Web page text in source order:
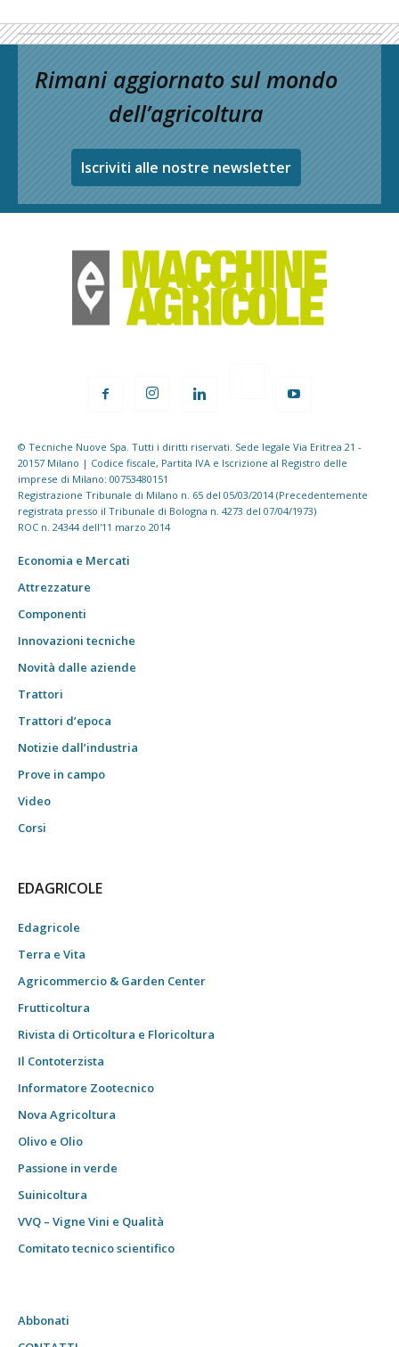
Rimani aggiornato sul mondo
dell’agricoltura
Iscriviti alle nostre newsletter
© Tecniche Nuove Spa. Tutti i diritti riservati. Sede legale Via Eritrea 21 -
20157 Milano | Codice fiscale, Partita IVA e Iscrizione al Registro delle
imprese di Milano: 00753480151
Registrazione Tribunale di Milano n. 65 del 05/03/2014 (Precedentemente
registrata presso il Tribunale di Bologna n. 4273 del 07/04/1973)
ROC n. 24344 dell'11 marzo 2014
Economia e Mercati
Attrezzature
Componenti
Innovazioni tecniche
Novità dalle aziende
Trattori
Trattori d’epoca
Notizie dall’industria
Prove in campo
Video
Corsi
EDAGRICOLE
Edagricole
Terra e Vita
Agricommercio & Garden Center
Frutticoltura
Rivista di Orticoltura e Floricoltura
Il Contoterzista
Informatore Zootecnico
Nova Agricoltura
Olivo e Olio
Passione in verde
Suinicoltura
VVQ – Vigne Vini e Qualità
Comitato tecnico scientifico
Abbonati